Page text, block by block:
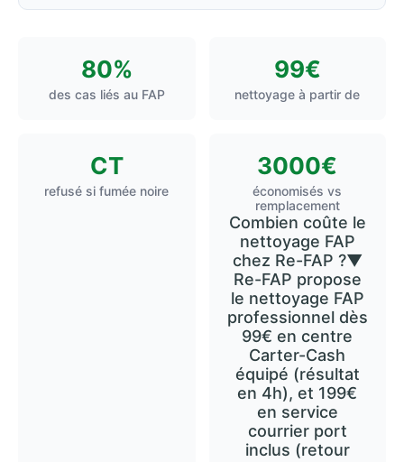
80%
des cas liés au FAP
99€
nettoyage à partir de
CT
refusé si fumée noire
3000€
économisés vs
remplacement
Combien coûte le
nettoyage FAP
chez Re-FAP ?▼
Re-FAP propose
le nettoyage FAP
professionnel dès
99€ en centre
Carter-Cash
équipé (résultat
en 4h), et 199€
en service
courrier port
inclus (retour